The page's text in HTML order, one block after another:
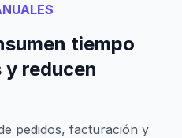
tiempo
reducen
pedidos, facturación y